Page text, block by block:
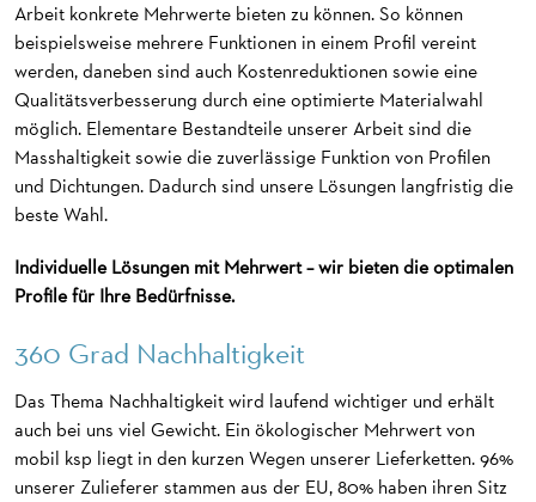
Arbeit konkrete Mehrwerte bieten zu können. So können
beispielsweise mehrere Funktionen in einem Profil vereint
werden, daneben sind auch Kostenreduktionen sowie eine
Qualitätsverbesserung durch eine optimierte Materialwahl
möglich. Elementare Bestandteile unserer Arbeit sind die
Masshaltigkeit sowie die zuverlässige Funktion von Profilen
und Dichtungen. Dadurch sind unsere Lösungen langfristig die
beste Wahl.
Individuelle Lösungen mit Mehrwert – wir bieten die optimalen
Profile für Ihre Bedürfnisse.
360 Grad Nachhaltigkeit
Das Thema Nachhaltigkeit wird laufend wichtiger und erhält
auch bei uns viel Gewicht. Ein ökologischer Mehrwert von
mobil ksp liegt in den kurzen Wegen unserer Lieferketten. 96%
unserer Zulieferer stammen aus der EU, 80% haben ihren Sitz